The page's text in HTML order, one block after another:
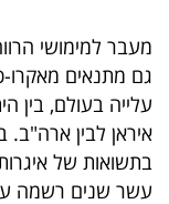
40
UNDER
40
מעבר למימושי
גם מתנאים מאקרו-
עלייה בעולם, בין
איראן לבין
בתשואות של